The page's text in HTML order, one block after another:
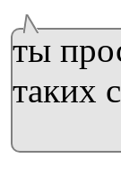
ты
таких